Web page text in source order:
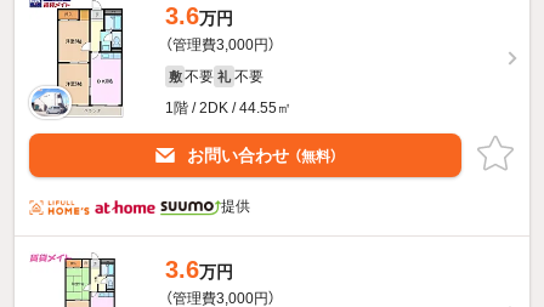
3.6万円
（管理費3,000円）
敷 不要 礼 不要
1階 / 2DK / 44.55㎡
お問い合わせ （無料）
提供
3.6万円
（管理費3,000円）